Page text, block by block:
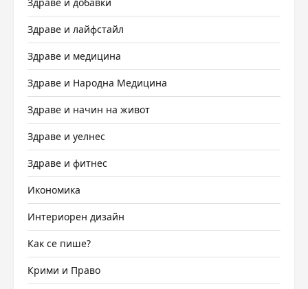
Здраве и лайфстайл
Здраве и медицина
Здраве и Народна Медицина
Здраве и начин на живот
Здраве и уелнес
Здраве и фитнес
Икономика
Интериорен дизайн
Как се пише?
Крими и Право